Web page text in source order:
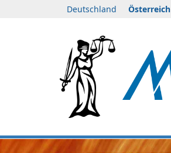
Deutschland Österreich